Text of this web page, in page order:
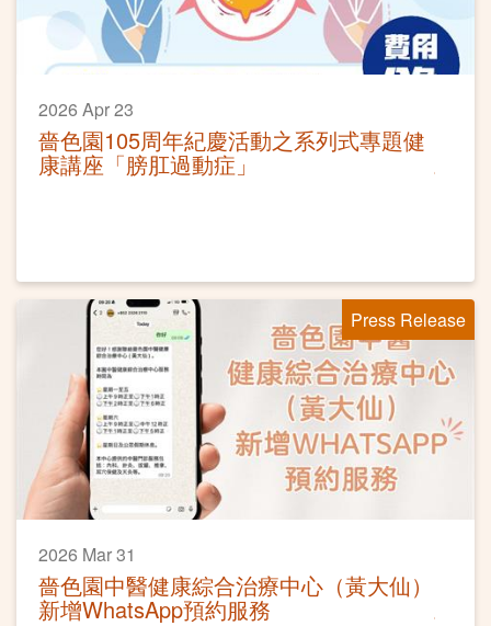
2026 Apr 23
嗇色園105周年紀慶活動之系列式專題健
康講座「膀肛過動症」
Press Release
2026 Mar 31
嗇色園中醫健康綜合治療中心（黃大仙）
新增WhatsApp預約服務